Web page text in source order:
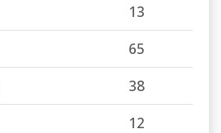
13
65
38
12